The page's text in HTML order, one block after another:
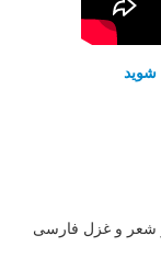
شوید
شعر و غزل فارسی